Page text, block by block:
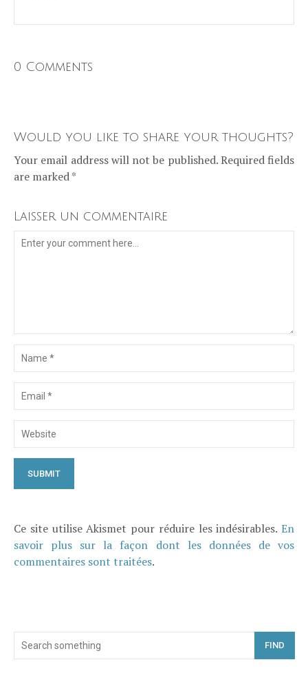
0 Comments
Would you like to share your thoughts?
Your email address will not be published. Required fields
are marked *
Laisser un commentaire
Ce site utilise Akismet pour réduire les indésirables. En
savoir plus sur la façon dont les données de vos
commentaires sont traitées.
FIND